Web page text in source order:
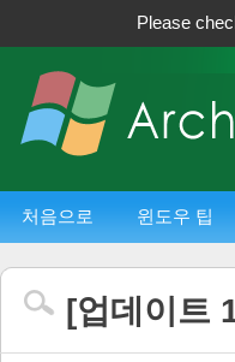
Please
처음으로 윈도우 팁
[업데이트